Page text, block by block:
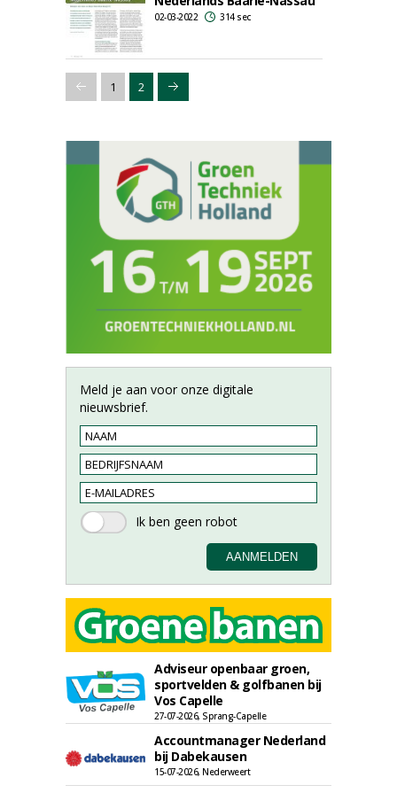
02-03-2022 314 sec
1 2
Meld je aan voor onze digitale
nieuwsbrief.
Adviseur openbaar groen,
sportvelden & golfbanen bij
Vos Capelle
27-07-2026, Sprang-Capelle
Accountmanager Nederland
bij Dabekausen
15-07-2026, Nederweert